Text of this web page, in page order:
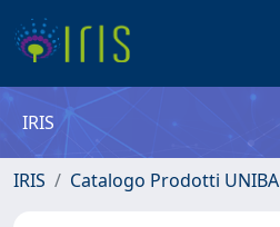
IRIS
IRIS Catalogo Prodotti UNIBA